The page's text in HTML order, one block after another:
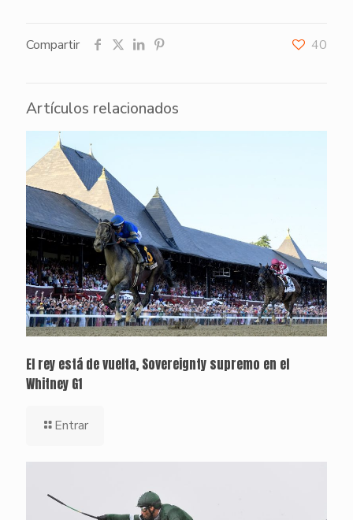
Compartir 40
Artículos relacionados
El rey está de vuelta, Sovereignty supremo en el
Whitney G1
Entrar